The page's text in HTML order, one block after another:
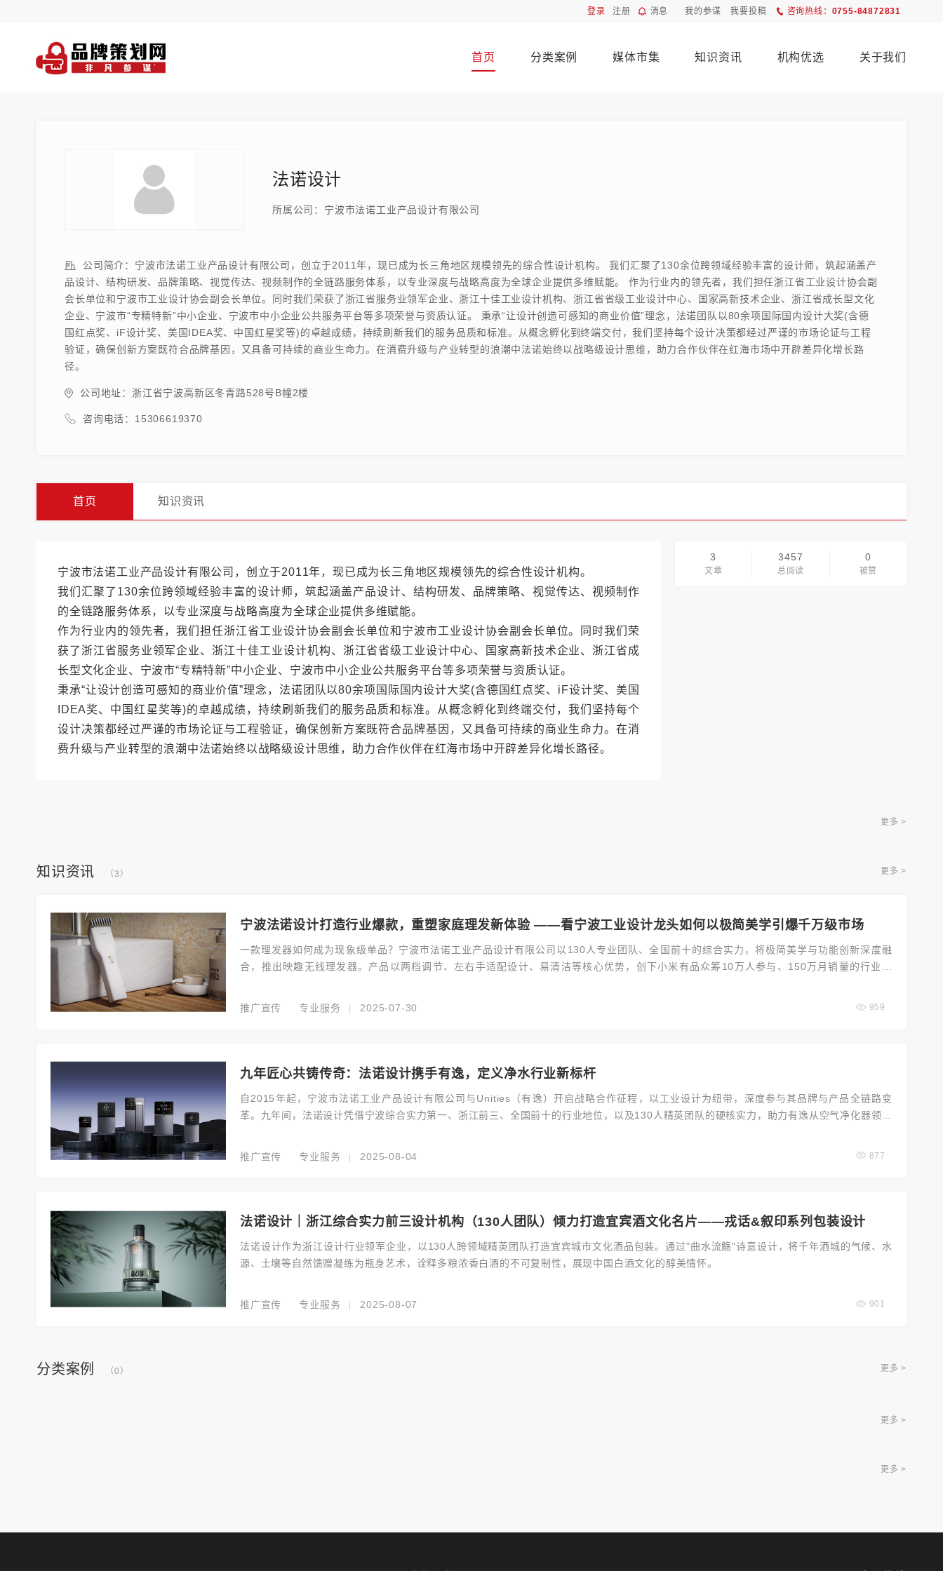
登录 注册 消息 我的参谋 我要投稿 咨询热线： 0755-84872831
首页 分类案例 媒体市集 知识资讯 机构优选 关于我们
法诺设计
所属公司：宁波市法诺工业产品设计有限公司
公司简介：宁波市法诺工业产品设计有限公司，创立于2011年，现已成为长三角地区规模领先的综合性设计机构。 我们汇聚了130余位跨领域经验丰富的设计师，筑起涵盖产
品设计、结构研发、品牌策略、视觉传达、视频制作的全链路服务体系，以专业深度与战略高度为全球企业提供多维赋能。 作为行业内的领先者，我们担任浙江省工业设计协会副
会长单位和宁波市工业设计协会副会长单位。同时我们荣获了浙江省服务业领军企业、浙江十佳工业设计机构、浙江省省级工业设计中心、国家高新技术企业、浙江省成长型文化
企业、宁波市“专精特新”中小企业、宁波市中小企业公共服务平台等多项荣誉与资质认证。 秉承“让设计创造可感知的商业价值”理念，法诺团队以80余项国际国内设计大奖(含德
国红点奖、iF设计奖、美国IDEA奖、中国红星奖等)的卓越成绩，持续刷新我们的服务品质和标准。从概念孵化到终端交付，我们坚持每个设计决策都经过严谨的市场论证与工程
验证，确保创新方案既符合品牌基因，又具备可持续的商业生命力。在消费升级与产业转型的浪潮中法诺始终以战略级设计思维，助力合作伙伴在红海市场中开辟差异化增长路
径。
公司地址：浙江省宁波高新区冬青路528号B幢2楼
咨询电话：15306619370
首页 知识资讯
宁波市法诺工业产品设计有限公司，创立于2011年，现已成为长三角地区规模领先的综合性设计机构。
我们汇聚了130余位跨领域经验丰富的设计师，筑起涵盖产品设计、结构研发、品牌策略、视觉传达、视频制作
的全链路服务体系，以专业深度与战略高度为全球企业提供多维赋能。
作为行业内的领先者，我们担任浙江省工业设计协会副会长单位和宁波市工业设计协会副会长单位。同时我们荣
获了浙江省服务业领军企业、浙江十佳工业设计机构、浙江省省级工业设计中心、国家高新技术企业、浙江省成
长型文化企业、宁波市“专精特新”中小企业、宁波市中小企业公共服务平台等多项荣誉与资质认证。
秉承“让设计创造可感知的商业价值”理念，法诺团队以80余项国际国内设计大奖(含德国红点奖、iF设计奖、美国
IDEA奖、中国红星奖等)的卓越成绩，持续刷新我们的服务品质和标准。从概念孵化到终端交付，我们坚持每个
设计决策都经过严谨的市场论证与工程验证，确保创新方案既符合品牌基因，又具备可持续的商业生命力。在消
费升级与产业转型的浪潮中法诺始终以战略级设计思维，助力合作伙伴在红海市场中开辟差异化增长路径。
3
文章
3457
总阅读
0
被赞
更多 >
知识资讯 （3） 更多 >
宁波法诺设计打造行业爆款，重塑家庭理发新体验 ——看宁波工业设计龙头如何以极简美学引爆千万级市场
一款理发器如何成为现象级单品？宁波市法诺工业产品设计有限公司以130人专业团队、全国前十的综合实力，将极简美学与功能创新深度融
合，推出映趣无线理发器。产品以两档调节、左右手适配设计、易清洁等核心优势，创下小米有品众筹10万人参与、150万月销量的行业奇
推广宣传 专业服务 2025-07-30 959
九年匠心共铸传奇：法诺设计携手有逸，定义净水行业新标杆
自2015年起，宁波市法诺工业产品设计有限公司与Unities（有逸）开启战略合作征程，以工业设计为纽带，深度参与其品牌与产品全链路变
革。九年间，法诺设计凭借宁波综合实力第一、浙江前三、全国前十的行业地位，以及130人精英团队的硬核实力，助力有逸从空气净化器领域
推广宣传 专业服务 | 2025-08-04 877
法诺设计｜浙江综合实力前三设计机构（130人团队）倾力打造宜宾酒文化名片——戎话&叙印系列包装设计
法诺设计作为浙江设计行业领军企业，以130人跨领域精英团队打造宜宾城市文化酒品包装。通过"曲水流觞"诗意设计，将千年酒城的气候、水
源、土壤等自然馈赠凝练为瓶身艺术，诠释多粮浓香白酒的不可复制性，展现中国白酒文化的醇美情怀。
推广宣传 专业服务 2025-08-07 901
分类案例 （0） 更多 >
更多 >
更多 >